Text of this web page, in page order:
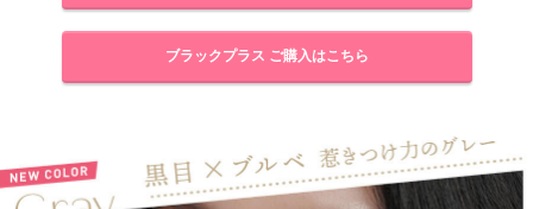
ブラックプラス ご購入はこちら